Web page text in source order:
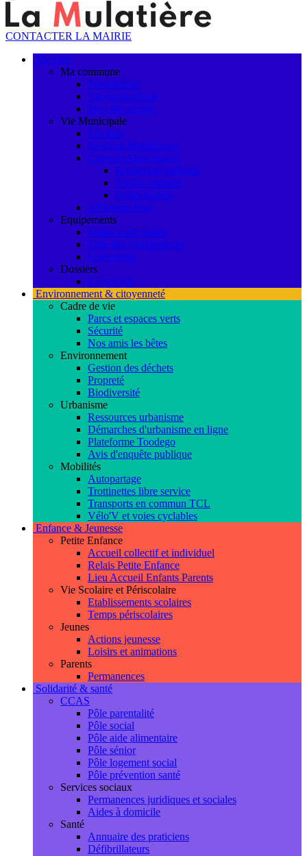
CONTACTER LA MAIRIE
Ma ville
Ma commune
Présentation
Vie économique
Ma ville recrute
Vie Municipale
Les élus
Services Municipaux
Conseils Municipaux
Règlement intérieur
Procès-verbaux
Délibérations
Affichage légal
Equipements
Salles municipales
Liste des équipements
Logements
Dossiers
La Saulaie
Environnement & citoyenneté
Cadre de vie
Parcs et espaces verts
Sécurité
Nos amis les bêtes
Environnement
Gestion des déchets
Propreté
Biodiversité
Urbanisme
Ressources urbanisme
Démarches d'urbanisme en ligne
Plateforme Toodego
Avis d'enquête publique
Mobilités
Autopartage
Trottinettes libre service
Transports en commun TCL
Vélo'V et voies cyclables
Enfance & Jeunesse
Petite Enfance
Accueil collectif et individuel
Relais Petite Enfance
Lieu Accueil Enfants Parents
Vie Scolaire et Périscolaire
Etablissements scolaires
Temps périscolaires
Jeunes
Actions jeunesse
Loisirs et animations
Parents
Permanences
Solidarité & santé
CCAS
Pôle parentalité
Pôle social
Pôle aide alimentaire
Pôle sénior
Pôle logement social
Pôle prévention santé
Services sociaux
Permanences juridiques et sociales
Aides à domicile
Santé
Annuaire des praticiens
Défibrillateurs